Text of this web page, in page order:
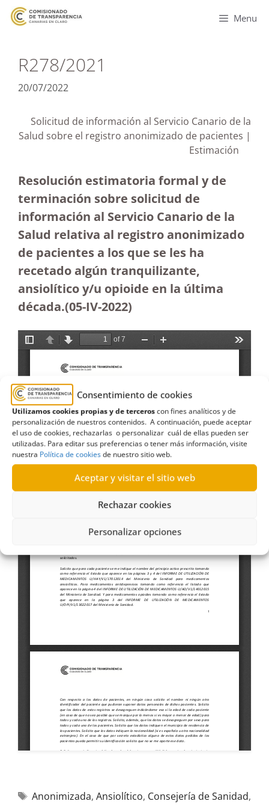
Consentimiento de cookies
Utilizamos cookies propias y de terceroscon fines analíticos y de
personalización de nuestros contenidos. A continuación, puede aceptar
el uso de cookies, rechazarlas o personalizar cuál de ellas pueden ser
utilizadas. Para editar sus preferencias o tener más información, visite
nuestra Política de cookiesde nuestro sitio web.
Aceptar y visitar el sitio web
Rechazar cookies
Personalizar opciones
Menu
R278/2021
20/07/2022
Solicitud de información al Servicio Canario de la
Salud sobre el registro anonimizado de pacientes |
Estimación
Resolución estimatoria formal y de
terminación sobre solicitud de
información al Servicio Canario de la
Salud relativa al registro anonimizado
de pacientes a los que se les ha
recetado algún tranquilizante,
ansiolítico y/u opioide en la última
década.(05-IV-2022)
Anonimizada, Ansiolítico, Consejería de Sanidad,